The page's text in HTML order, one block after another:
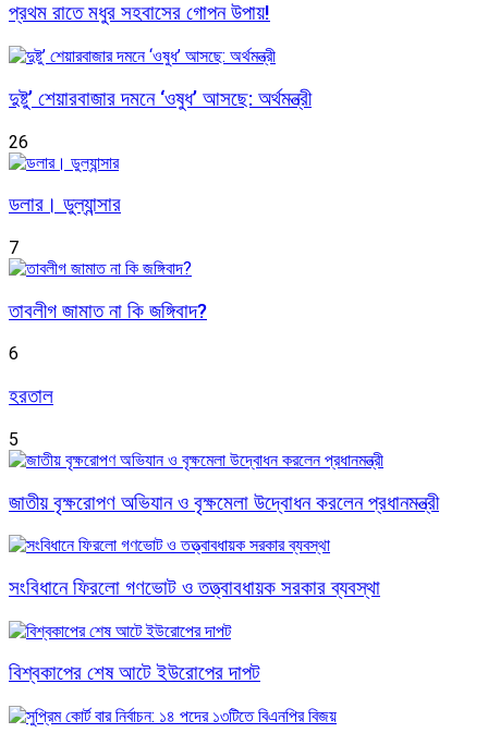
প্রথম রাতে মধুর সহবাসের গোপন উপায়!
দুষ্টু’ শেয়ারবাজার দমনে ‘ওষুধ’ আসছে: অর্থমন্ত্রী
26
ডলার। ডুল্যান্সার
7
তাবলীগ জামাত না কি জঙ্গিবাদ?
6
হরতাল
5
জাতীয় বৃক্ষরোপণ অভিযান ও বৃক্ষমেলা উদ্বোধন করলেন প্রধানমন্ত্রী
সংবিধানে ফিরলো গণভোট ও তত্ত্বাবধায়ক সরকার ব্যবস্থা
বিশ্বকাপের শেষ আটে ইউরোপের দাপট